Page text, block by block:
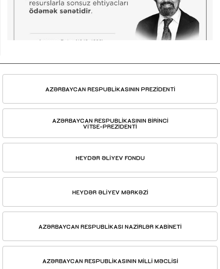
AZƏRBAYCAN RESPUBLİKASININ PREZİDENTİ
AZƏRBAYCAN RESPUBLİKASININ BİRİNCİ
VİTSE-PREZİDENTİ
HEYDƏR ƏLİYEV FONDU
HEYDƏR ƏLİYEV MƏRKƏZİ
AZƏRBAYCAN RESPUBLİKASI NAZİRLƏR KABİNETİ
AZƏRBAYCAN RESPUBLİKASININ MİLLİ MƏCLİSİ